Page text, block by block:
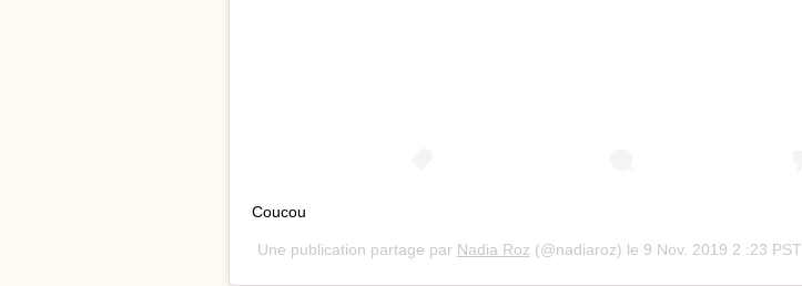
Coucou
Une publication partage par Nadia Roz (@nadiaroz) le 9 Nov. 2019 2 :23 PST